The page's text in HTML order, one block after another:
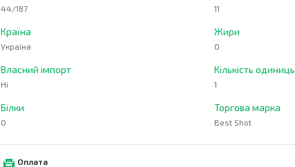
44/187 11
Країна
Україна
Жири
0
Власний імпорт
Ні
Кількість одиниць
1
Білки
0
Торгова марка
Best Shot
Оплата